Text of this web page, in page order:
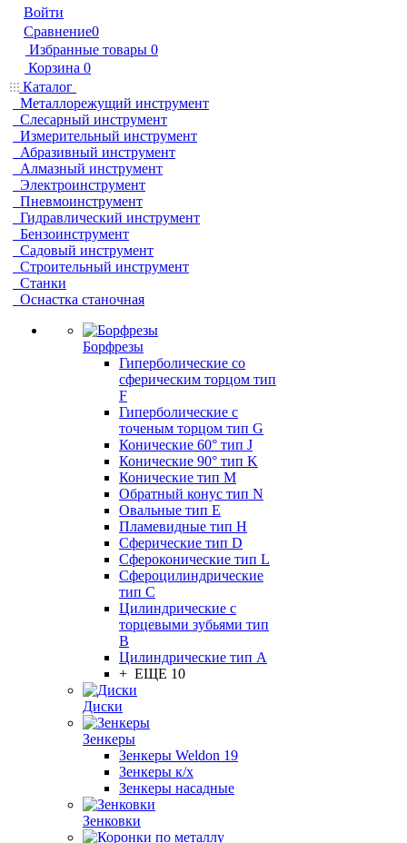
Войти
Сравнение0
Избранные товары 0
Корзина 0
Каталог
Металлорежущий инструмент
Слесарный инструмент
Измерительный инструмент
Абразивный инструмент
Алмазный инструмент
Электроинструмент
Пневмоинструмент
Гидравлический инструмент
Бензоинструмент
Садовый инструмент
Строительный инструмент
Станки
Оснастка станочная
Борфрезы
Гиперболические cо
сферическим торцом тип
F
Гиперболические с
точеным торцом тип G
Конические 60° тип J
Конические 90° тип K
Конические тип M
Обратный конус тип N
Овальные тип E
Пламевидные тип H
Сферические тип D
Сфероконические тип L
Сфероцилиндрические
тип C
Цилиндрические с
торцевыми зубьями тип
B
Цилиндрические тип А
+ ЕЩЕ 10
Диски
Зенкеры
Зенкеры Weldon 19
Зенкеры к/х
Зенкеры насадные
Зенковки